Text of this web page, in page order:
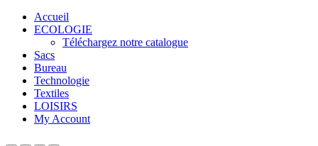
Accueil
ECOLOGIE
Téléchargez notre catalogue
Sacs
Bureau
Technologie
Textiles
LOISIRS
My Account